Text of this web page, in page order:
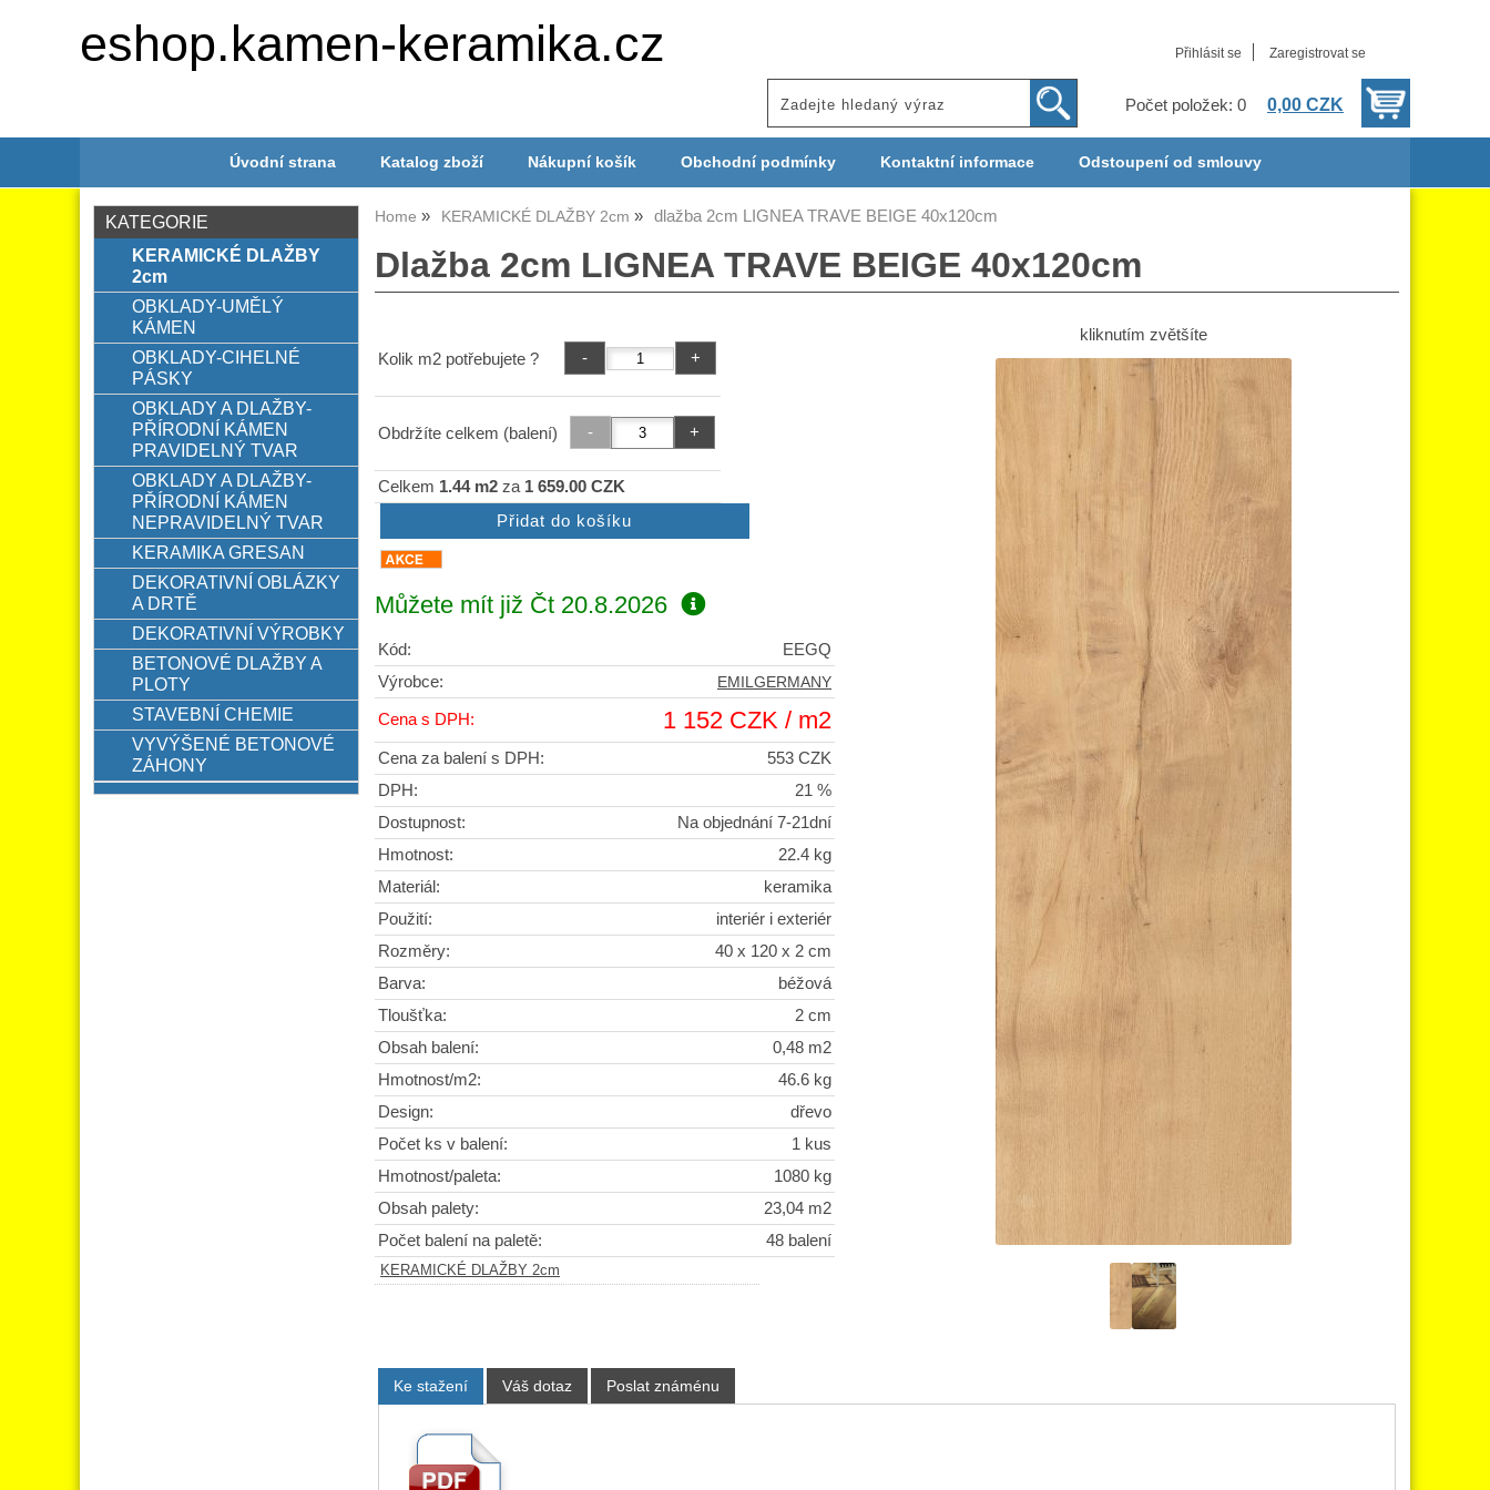
Přihlásit se Zaregistrovat se
Počet položek: 0 0,00 CZK
eshop.kamen-keramika.cz
Úvodní strana Katalog zboží Nákupní košík Obchodní podmínky Kontaktní informace Odstoupení od smlouvy
Home KERAMICKÉ DLAŽBY 2cm dlažba 2cm LIGNEA TRAVE BEIGE 40x120cm
Dlažba 2cm LIGNEA TRAVE BEIGE 40x120cm
kliknutím zvětšíte
Kolik m2 potřebujete ?
Obdržíte celkem (balení)
Celkem 1.44 m2 za 1 659.00 CZK
Můžete mít již Čt 20.8.2026
Kód:
EEGQ
Výrobce:
EMILGERMANY
Cena s DPH: 1 152 CZK / m2
Cena za balení s DPH:
553 CZK
DPH:
21 %
Dostupnost:
Na objednání 7-21dní
Hmotnost:
22.4 kg
Materiál:
keramika
Použití:
interiér i exteriér
Rozměry:
40 x 120 x 2 cm
Barva:
béžová
Tloušťka:
2 cm
Obsah balení:
0,48 m2
Hmotnost/m2:
46.6 kg
Design:
dřevo
Počet ks v balení:
1 kus
Hmotnost/paleta:
1080 kg
Obsah palety:
23,04 m2
Počet balení na paletě:
48 balení
KERAMICKÉ DLAŽBY 2cm
Ke stažení Váš dotaz Poslat známénu
KATEGORIE
KERAMICKÉ DLAŽBY
2cm
OBKLADY-UMĚLÝ
KÁMEN
OBKLADY-CIHELNÉ
PÁSKY
OBKLADY A DLAŽBY-
PŘÍRODNÍ KÁMEN
PRAVIDELNÝ TVAR
OBKLADY A DLAŽBY-
PŘÍRODNÍ KÁMEN
NEPRAVIDELNÝ TVAR
KERAMIKA GRESAN
DEKORATIVNÍ OBLÁZKY
A DRTĚ
DEKORATIVNÍ VÝROBKY
BETONOVÉ DLAŽBY A
PLOTY
STAVEBNÍ CHEMIE
VYVÝŠENÉ BETONOVÉ
ZÁHONY